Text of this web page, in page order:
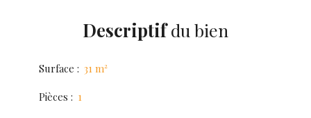
Descriptifdu bien
Surface : 31 m²
Pièces : 1